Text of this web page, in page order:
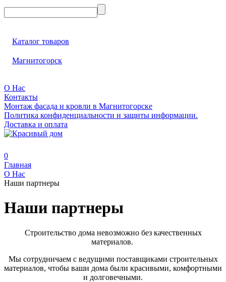
Каталог товаров
Магнитогорск
О Нас
Контакты
Монтаж фасада и кровли в Магнитогорске
Политика конфиденциальности и защиты информации.
Доставка и оплата
0
Главная
О Нас
Наши партнеры
Наши партнеры
Строительство дома невозможно без качественных
материалов.
Мы сотрудничаем с ведущими поставщиками строительных
материалов, чтобы ваши дома были красивыми, комфортными
и долговечными.